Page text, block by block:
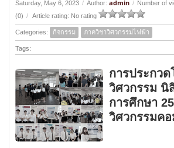
Saturday, May 6, 2023 / Author: admin / Number of
(0) / Article rating: No rating
Categories: กิจกรรม ภาควิชาวิศวกรรมไฟฟ้า
Tags:
การประกวด
วิศวกรรม นิ
การศึกษา
วิศวกรรมคอ